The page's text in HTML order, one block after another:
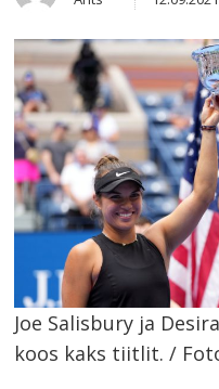
Joe Salisbury ja
koos kaks tiitlit. /